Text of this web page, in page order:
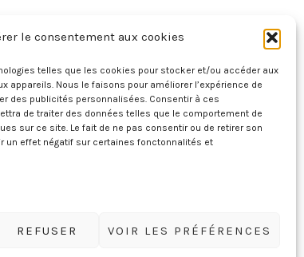
le consentement aux cookies
telles que les cookies pour stocker et/ou accéder aux
appareils. Nous le faisons pour améliorer l’expérience de
des publicités personnalisées. Consentir à ces
de traiter des données telles que le comportement de
sur ce site. Le fait de ne pas consentir ou de retirer son
un effet négatif sur certaines fonctonnalités et
REFUSER VOIR LES PRÉFÉRENCES
2026